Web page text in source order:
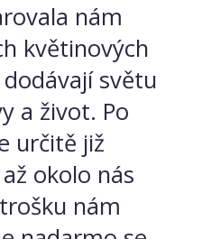
nám
květinových
světu
a život. Po
určitě již
okolo nás
nám